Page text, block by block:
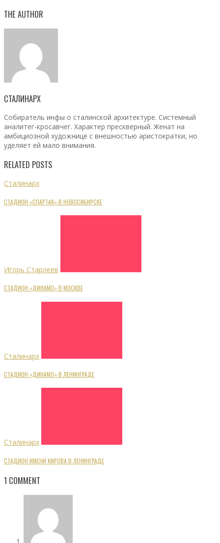
THE AUTHOR
СТАЛИНАРХ
Собиратель инфы о сталинской архитектуре. Системный
аналитег-кросавчег. Характер прескверный. Женат на
амбициозной художнице с внешностью аристократки, но
уделяет ей мало внимания.
RELATED POSTS
Сталинарх
СТАДИОН «СПАРТАК» В НОВОСИБИРСКЕ
Игорь Старлеев
СТАДИОН «ДИНАМО» В МОСКВЕ
Сталинарх
СТАДИОН «ДИНАМО» В ЛЕНИНГРАДЕ
Сталинарх
СТАДИОН ИМЕНИ КИРОВА В ЛЕНИНГРАДЕ
1 COMMENT